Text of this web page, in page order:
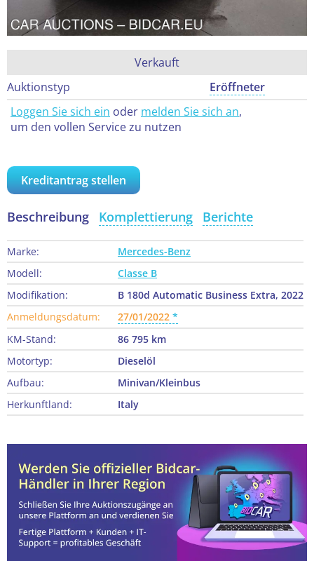
Verkauft
Auktionstyp
Eröffneter
Loggen Sie sich ein oder melden Sie sich an,
um den vollen Service zu nutzen
Kreditantrag stellen
Beschreibung Komplettierung Berichte
Marke:
Mercedes-Benz
Modell:
Classe B
Modifikation:
B 180d Automatic Business Extra, 2022
Anmeldungsdatum:
27/01/2022
KM-Stand:
86 795 km
Motortyp:
Dieselöl
Aufbau:
Minivan/Kleinbus
Herkunftland:
Italy